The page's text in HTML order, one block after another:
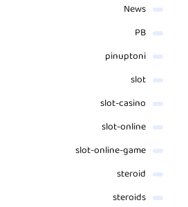
News
PB
pinuptoni
slot
slot-casino
slot-online
slot-online-game
steroid
steroids